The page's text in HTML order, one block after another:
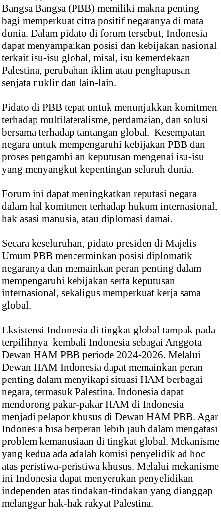
Bangsa Bangsa (PBB) memiliki makna penting
bagi memperkuat citra positif negaranya di mata
dunia. Dalam pidato di forum tersebut, Indonesia
dapat menyampaikan posisi dan kebijakan nasional
terkait isu-isu global, misal, isu kemerdekaan
Palestina, perubahan iklim atau penghapusan
senjata nuklir dan lain-lain.
Pidato di PBB tepat untuk menunjukkan komitmen
terhadap multilateralisme, perdamaian, dan solusi
bersama terhadap tantangan global. Kesempatan
negara untuk mempengaruhi kebijakan PBB dan
proses pengambilan keputusan mengenai isu-isu
yang menyangkut kepentingan seluruh dunia.
Forum ini dapat meningkatkan reputasi negara
dalam hal komitmen terhadap hukum internasional,
hak asasi manusia, atau diplomasi damai.
Secara keseluruhan, pidato presiden di Majelis
Umum PBB mencerminkan posisi diplomatik
negaranya dan memainkan peran penting dalam
mempengaruhi kebijakan serta keputusan
internasional, sekaligus memperkuat kerja sama
global.
Eksistensi Indonesia di tingkat global tampak pada
terpilihnya kembali Indonesia sebagai Anggota
Dewan HAM PBB periode 2024-2026. Melalui
Dewan HAM Indonesia dapat memainkan peran
penting dalam menyikapi situasi HAM berbagai
negara, termasuk Palestina. Indonesia dapat
mendorong pakar-pakar HAM di Indonesia
menjadi pelapor khusus di Dewan HAM PBB. Agar
Indonesia bisa berperan lebih jauh dalam mengatasi
problem kemanusiaan di tingkat global. Mekanisme
yang kedua ada adalah komisi penyelidik ad hoc
atas peristiwa-peristiwa khusus. Melalui mekanisme
ini Indonesia dapat menyerukan penyelidikan
independen atas tindakan-tindakan yang dianggap
melanggar hak-hak rakyat Palestina.